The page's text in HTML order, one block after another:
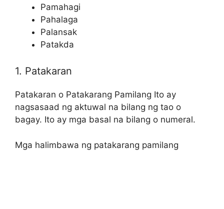
Pamahagi
Pahalaga
Palansak
Patakda
1. Patakaran
Patakaran o Patakarang Pamilang Ito ay
nagsasaad ng aktuwal na bilang ng tao o
bagay. Ito ay mga basal na bilang o numeral.
Mga halimbawa ng patakarang pamilang